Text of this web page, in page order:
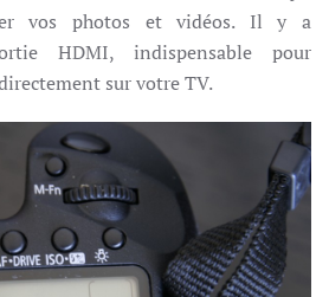
vos photos et vidéos. Il y a
HDMI, indispensable pour
sur votre TV.